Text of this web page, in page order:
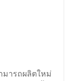
มารถผลิตใหม่